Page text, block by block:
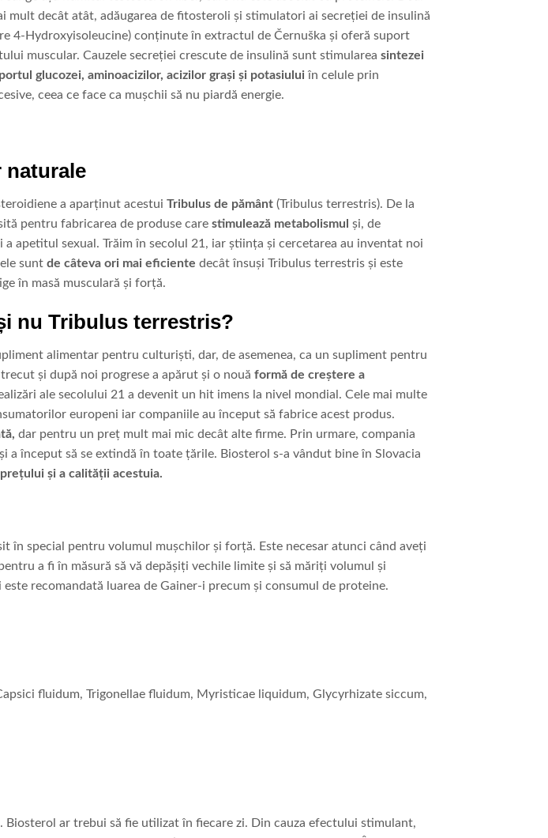
decât atât, adăugarea de fitosteroli și stimulatori ai secreției de insulină
4-Hydroxyisoleucine) conținute în extractul de Černuška și oferă suport
muscular. Cauzele secreției crescute de insulină sunt stimularea sintezei
glucozei, aminoacizilor, acizilor grași și potasiului în celule prin
ceea ce face ca mușchii să nu piardă energie.
naturale
a aparținut acestui Tribulus de pământ (Tribulus terrestris). De la
pentru fabricarea de produse care stimulează metabolismul și, de
a apetitul sexual. Trăim în secolul 21, iar știința și cercetarea au inventat noi
sunt de câteva ori mai eficiente decât însuși Tribulus terrestris și este
în masă musculară și forță.
nu Tribulus terrestris?
alimentar pentru culturiști, dar, de asemenea, ca un supliment pentru
și după noi progrese a apărut și o nouă formă de creștere a
ale secolului 21 a devenit un hit imens la nivel mondial. Cele mai multe
europeni iar companiile au început să fabrice acest produs.
dar pentru un preț mult mai mic decât alte firme. Prin urmare, compania
a început să se extindă în toate țările. Biosterol s-a vândut bine în Slovacia
și a calității acestuia.
în special pentru volumul mușchilor și forță. Este necesar atunci când aveți
a fi în măsură să vă depășiți vechile limite și să măriți volumul și
recomandată luarea de Gainer-i precum și consumul de proteine.
fluidum, Trigonellae fluidum, Myristicae liquidum, Glycyrhizate siccum,
ar trebui să fie utilizat în fiecare zi. Din cauza efectului stimulant,